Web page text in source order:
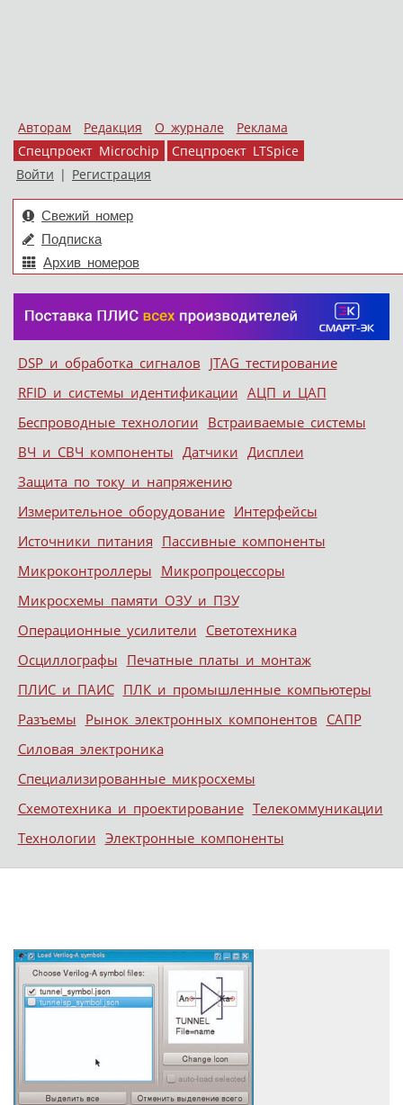
Авторам Редакция О журнале
Реклама
Спецпроект Microchip
Спецпроект LTSpice
Войти | Регистрация
Свежий номер
Подписка
Архив номеров
Меню
Skip to content
DSP и обработка сигналов JTAG тестирование
RFID и системы идентификации АЦП и ЦАП
Беспроводные технологии Встраиваемые системы
ВЧ и СВЧ компоненты Датчики Дисплеи
Защита по току и напряжению
Измерительное оборудование Интерфейсы
Источники питания Пассивные компоненты
Микроконтроллеры Микропроцессоры
Микросхемы памяти ОЗУ и ПЗУ
Операционные усилители Светотехника
Осциллографы Печатные платы и монтаж
ПЛИС и ПАИС ПЛК и промышленные компьютеры
Разъемы Рынок электронных компонентов САПР
Силовая электроника
Специализированные микросхемы
Схемотехника и проектирование Телекоммуникации
Технологии Электронные компоненты